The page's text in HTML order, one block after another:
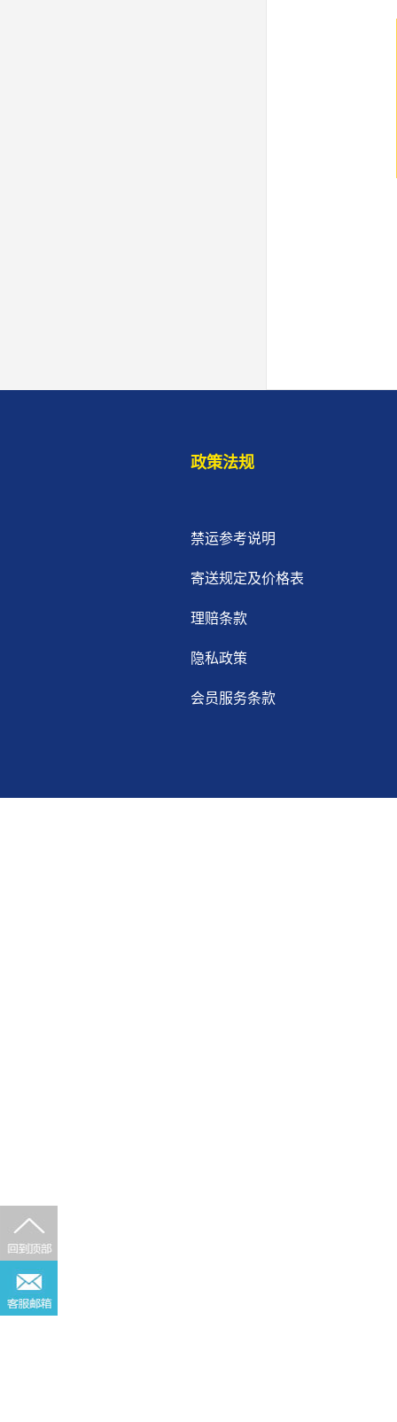
政策法规
禁运参考说明
寄送规定及价格表
理赔条款
隐私政策
会员服务条款